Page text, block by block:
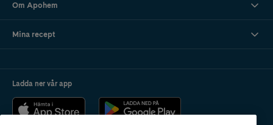
Om Apohem
Mina recept
Ladda ner vår app